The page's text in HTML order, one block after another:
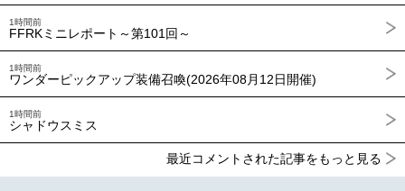
1時間前
FFRKミニレポート～第101回～
1時間前
ワンダーピックアップ装備召喚(2026年08月12日開催)
1時間前
シャドウスミス
最近コメントされた記事をもっと見る